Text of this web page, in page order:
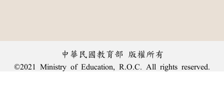
中華民國教育部 版權所有
©2021 Ministry of Education, R.O.C. All rights reserved.